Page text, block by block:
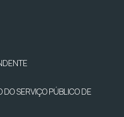
SERVIÇO PÚBLICO DE